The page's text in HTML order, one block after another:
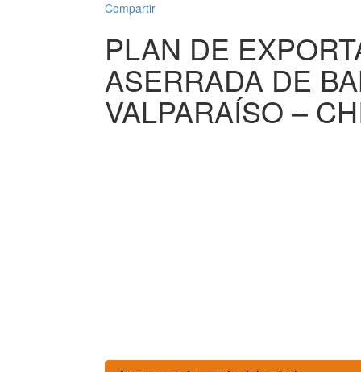
Compartir
PLAN DE
ASERRADA DE
VALPARAÍSO –